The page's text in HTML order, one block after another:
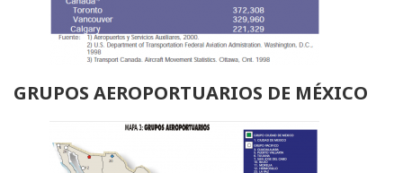
GRUPOS AEROPORTUARIOS DE MÉXICO